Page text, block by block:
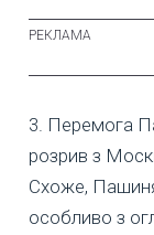
3. Перемога
розрив з
Схоже,
особливо з